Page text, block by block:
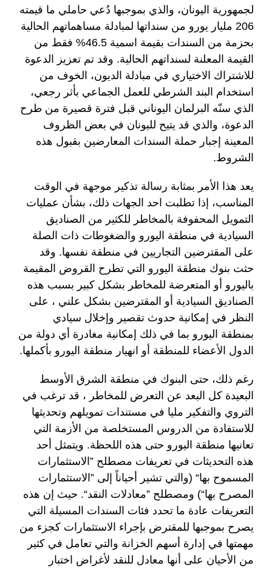
لجمهورية اليونان، والذي بموجبها دُعي حاملي ما قيمته
206 مليار يورو من سنداتها لمبادلة مساهماتهم الحالية
بحزمة من السندات بقيمة اسمية 46.5% فقط من
القيمة المعلنة لسنداتهم الحالية. وقد تم تعزيز الدعوة
للاشتراك الاختياري في مبادلة الديون، الخوف من
استخدام البند الشرطي للعمل الجماعي بأثر رجعي،
الذي سنّه البرلمان اليوناني قبل فترة قصيرة من طرح
الدعوة، والذي قد يتيح لليونان في بعض الظروف
المعينة إجبار حملة السندات المعارضين بقبول هذه
الشروط.
يعد هذا الأمر بمثابة رسالة تذكير موجهة في الوقت
المناسب، إذا تطلبت احد الجهات ذلك، بشأن عمليات
التمويل المحفوفة بالمخاطر للكثير من الصناديق
السيادية في منطقة اليورو والضغوطات ذات الصلة
على المقترضين التجاريين في منطقة نفسها. وقد
حثت بنوك منطقة اليورو التي تطرح القروض المقيمة
باليورو أو المتعرضة للمخاطر بشكل كبير بسبب هذه
الصناديق السيادية أو المقترضين بشكل علني ، على
النظر في إمكانية حدوث تقصير وإخلال سيادي
بمنطقة اليورو بما في ذلك إمكانية مغادرة أي دولة من
الدول الأعضاء للمنطقة أو انهيار منطقة اليورو بأكملها.
رغم ذلك، حتى البنوك في منطقة الشرق الأوسط
البعيدة كل البعد عن التعرض للمخاطر ، قد ترغب في
التروي والتفكير مليا في مستندات تمويلهم وتحديثها
للاستفادة من الدروس المستخلصة من الأزمة التي
تعانيها منطقة اليورو حتى هذه اللحظة. ويتمثل أحد
هذه التحديثات في تعريفات مصطلح ”الاستثمارات
المسموح بها“ (والتي تشير أحياناً إلى ”الاستثمارات
المصرح بها“) ومصطلح ”معادلات النقد“. حيث إن هذه
التعريفات عادة ما تحدد فئات السندات المسيلة التي
يصرح بموجبها للمقترض بإجراء الاستثمارات كجزء من
مهمتها في إدارة أسهم الخزانة والتي تعامل في كثير
من الأحيان على أنها معادل للنقد لأغراض اختبار